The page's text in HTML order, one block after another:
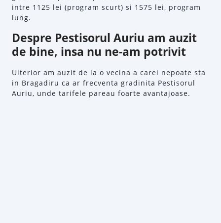
intre 1125 lei (program scurt) si 1575 lei, program
lung.
Despre Pestisorul Auriu am auzit
de bine, insa nu ne-am potrivit
Ulterior am auzit de la o vecina a carei nepoate sta
in Bragadiru ca ar frecventa gradinita Pestisorul
Auriu, unde tarifele pareau foarte avantajoase.